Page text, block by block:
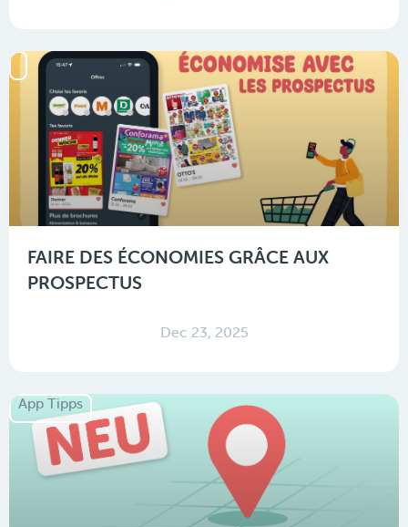
FAIRE DES ÉCONOMIES GRÂCE AUX
PROSPECTUS
Dec 23, 2025
App Tipps